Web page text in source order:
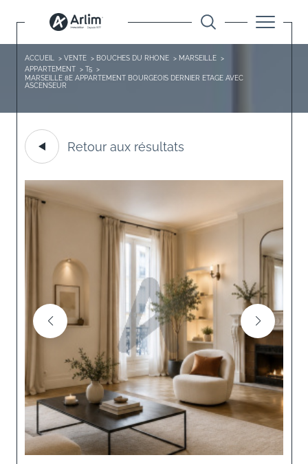
ACCUEIL VENTE BOUCHES DU RHONE
MARSEILLE
APPARTEMENT
T5
MARSEILLE 8E APPARTEMENT BOURGEOIS DERNIER ETAGE AVEC
ASCENSEUR
Retour aux résultats